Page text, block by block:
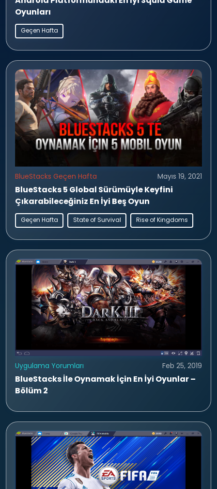
Oyunları
Geçen Hafta
BlueStacks Geçen Hafta Mayıs 19, 2021
BlueStacks 5 Global Sürümüyle Keyfini
Çıkarabileceğiniz En İyi Beş Oyun
Geçen Hafta State of Survival Rise of Kingdoms
Uygulama Yorumları Feb 25, 2019
BlueStacks İle Oynamak İçin En İyi Oyunlar –
Bölüm 2